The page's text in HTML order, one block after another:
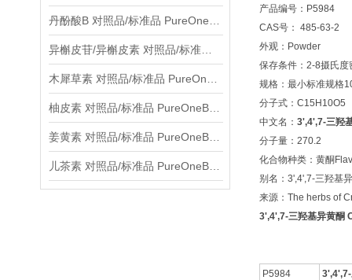
产品编号：P5984
CAS号： 485-63-2
外观：Powder
保存条件：2-8摄氏度
规格：最小标准规格
分子式：C15H10O5
中文名： 3',4',7-三羟
分子量：270.2
化合物种类：黄酮
别名：3',4',7-三羟基
来源：The herbs of
3',4',7-三羟基异黄酮
P5984